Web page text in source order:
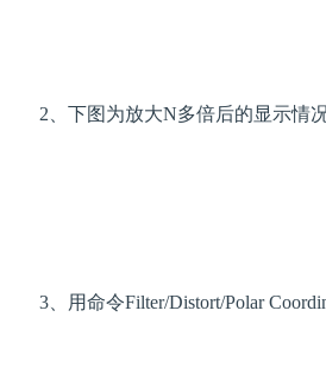
2、下图为放大N多倍后的显示情况,
3、用命令Filter/Distort/Polar